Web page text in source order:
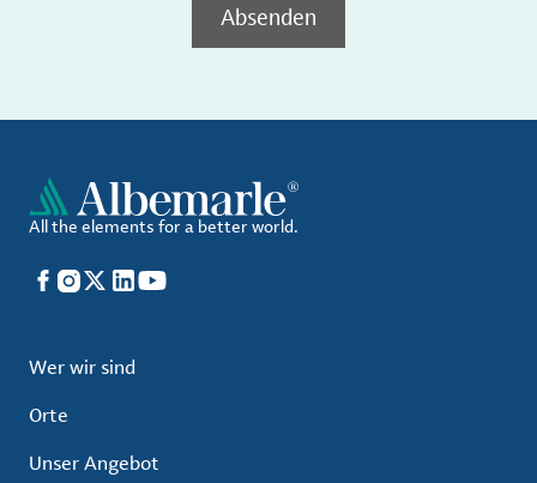
Absenden
All the elements for a better world.
Facebook
Instagram
X LinkedIn
YouTube
Wer wir sind
Orte
Unser Angebot